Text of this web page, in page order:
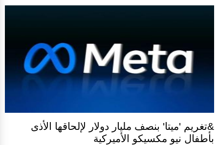
&تغريم 'ميتا' بنصف مليار دولار لإلحاقها الأذى
بأطفال نيو مكسيكو الأميركية